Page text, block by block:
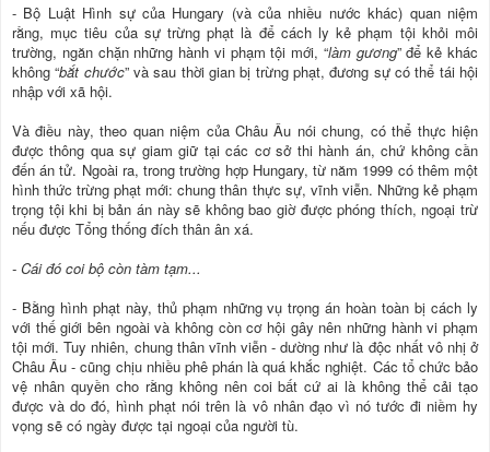
- Bộ Luật Hình sự của Hungary (và của nhiều nước khác) quan niệm
rằng, mục tiêu của sự trừng phạt là để cách ly kẻ phạm tội khỏi môi
trường, ngăn chặn những hành vi phạm tội mới, “làm gương” để kẻ khác
không “bắt chước” và sau thời gian bị trừng phạt, đương sự có thể tái hội
nhập với xã hội.
Và điều này, theo quan niệm của Châu Âu nói chung, có thể thực hiện
được thông qua sự giam giữ tại các cơ sở thi hành án, chứ không cần
đến án tử. Ngoài ra, trong trường hợp Hungary, từ năm 1999 có thêm một
hình thức trừng phạt mới: chung thân thực sự, vĩnh viễn. Những kẻ phạm
trọng tội khi bị bản án này sẽ không bao giờ được phóng thích, ngoại trừ
nếu được Tổng thống đích thân ân xá.
- Cái đó coi bộ còn tàm tạm...
- Bằng hình phạt này, thủ phạm những vụ trọng án hoàn toàn bị cách ly
với thế giới bên ngoài và không còn cơ hội gây nên những hành vi phạm
tội mới. Tuy nhiên, chung thân vĩnh viễn - dường như là độc nhất vô nhị ở
Châu Âu - cũng chịu nhiều phê phán là quá khắc nghiệt. Các tổ chức bảo
vệ nhân quyền cho rằng không nên coi bất cứ ai là không thể cải tạo
được và do đó, hình phạt nói trên là vô nhân đạo vì nó tước đi niềm hy
vọng sẽ có ngày được tại ngoại của người tù.